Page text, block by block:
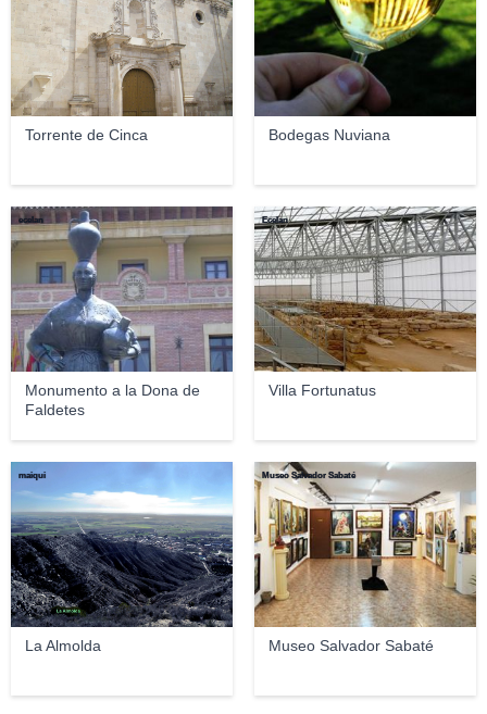
Torrente de Cinca Bodegas Nuviana
Monumento a la Dona de
Faldetes
ecelan
Villa Fortunatus
Ecelan
La Almolda
maiqui
Museo Salvador Sabaté
Museo Salvador Sabaté